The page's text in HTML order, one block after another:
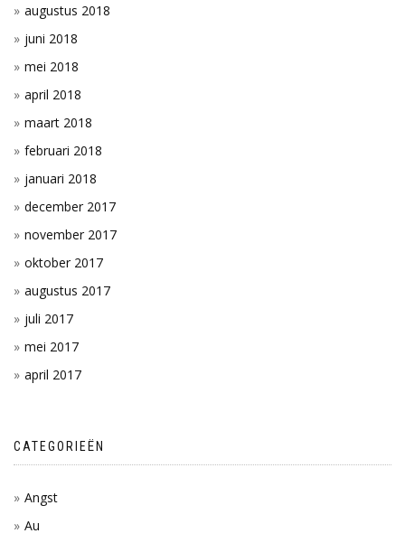
augustus 2018
juni 2018
mei 2018
april 2018
maart 2018
februari 2018
januari 2018
december 2017
november 2017
oktober 2017
augustus 2017
juli 2017
mei 2017
april 2017
CATEGORIEËN
Angst
Au